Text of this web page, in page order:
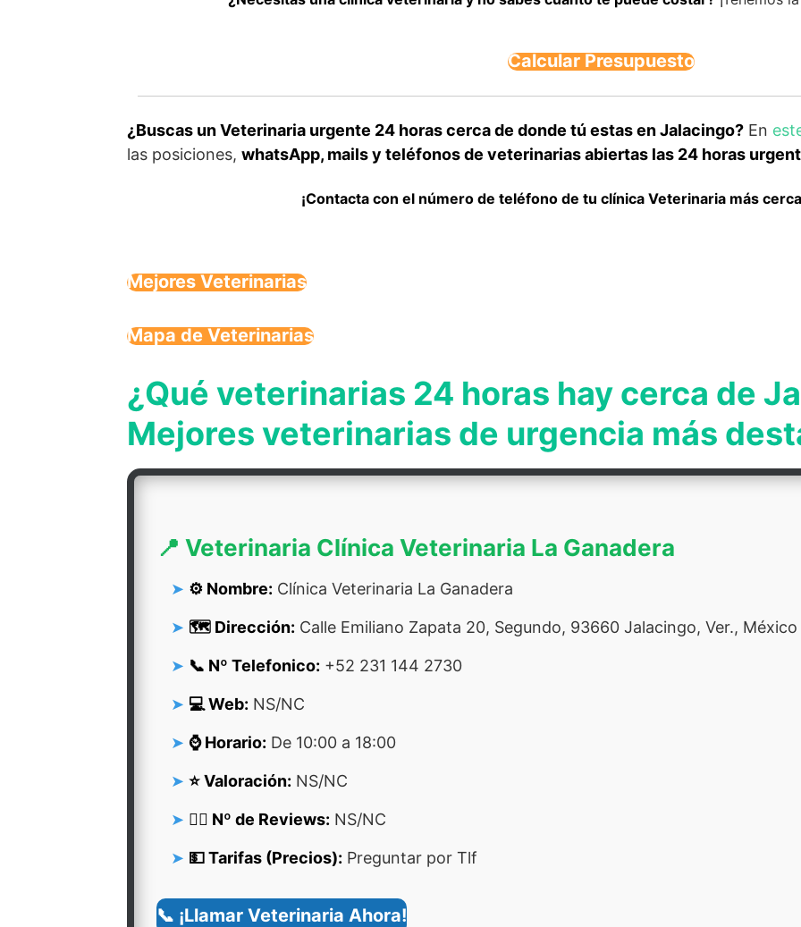
Calcular Presupuesto
¿Buscas un Veterinaria urgente 24 horas cerca de donde tú estas en Jalacingo? En
las posiciones, whatsApp, mails y teléfonos de veterinarias abiertas las 24 horas
¡Contacta con el número de teléfono de tu clínica Veterinaria más
Mejores Veterinarias
Mapa de Veterinarias
¿Qué veterinarias 24 horas hay cerca de
Mejores veterinarias de urgencia más
📍 Veterinaria Clínica Veterinaria La Ganadera
⚙️ Nombre: Clínica Veterinaria La Ganadera
🗺️ Dirección: Calle Emiliano Zapata 20, Segundo, 93660 Jalacingo, Ver., México
📞 Nº Telefonico: +52 231 144 2730
💻 Web: NS/NC
⌚ Horario: De 10:00 a 18:00
⭐ Valoración: NS/NC
👍🏻 Nº de Reviews: NS/NC
💵 Tarifas (Precios): Preguntar por Tlf
📞 ¡Llamar Veterinaria Ahora!